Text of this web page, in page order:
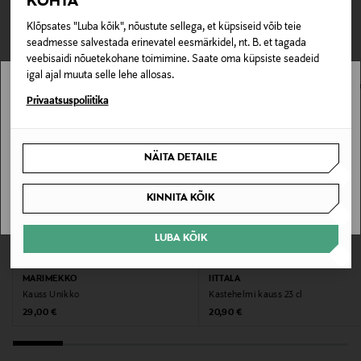
Klõpsates "Luba kõik", nõustute sellega, et küpsiseid võib teie
seadmesse salvestada erinevatel eesmärkidel, nt. B. et tagada
veebisaidi nõuetekohane toimimine. Saate oma küpsiste seadeid
igal ajal muuta selle lehe allosas.
Privaatsuspoliitika
NÄITA DETAILE
KINNITA KÕIK
LUBA KÕIK
Tootenumber
177999046
23,5x23,5x5 CM
0,00 € – 4,90 €
TEISED KLIENDID
VAATASID KA
MARIMEKKO
Kauss Unikko
Original Price
29,00 €
IITTALA
Kastehelmi kauss 23 cl
Original Price
20,90 €
Stockmann pole Sinu riigis saadaval.
SAAN ARU